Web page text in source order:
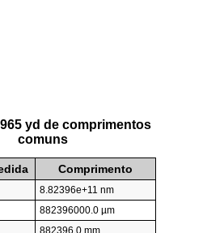
yd de comprimentos
comuns
Comprimento
8.82396e+11 nm
882396000.0 µm